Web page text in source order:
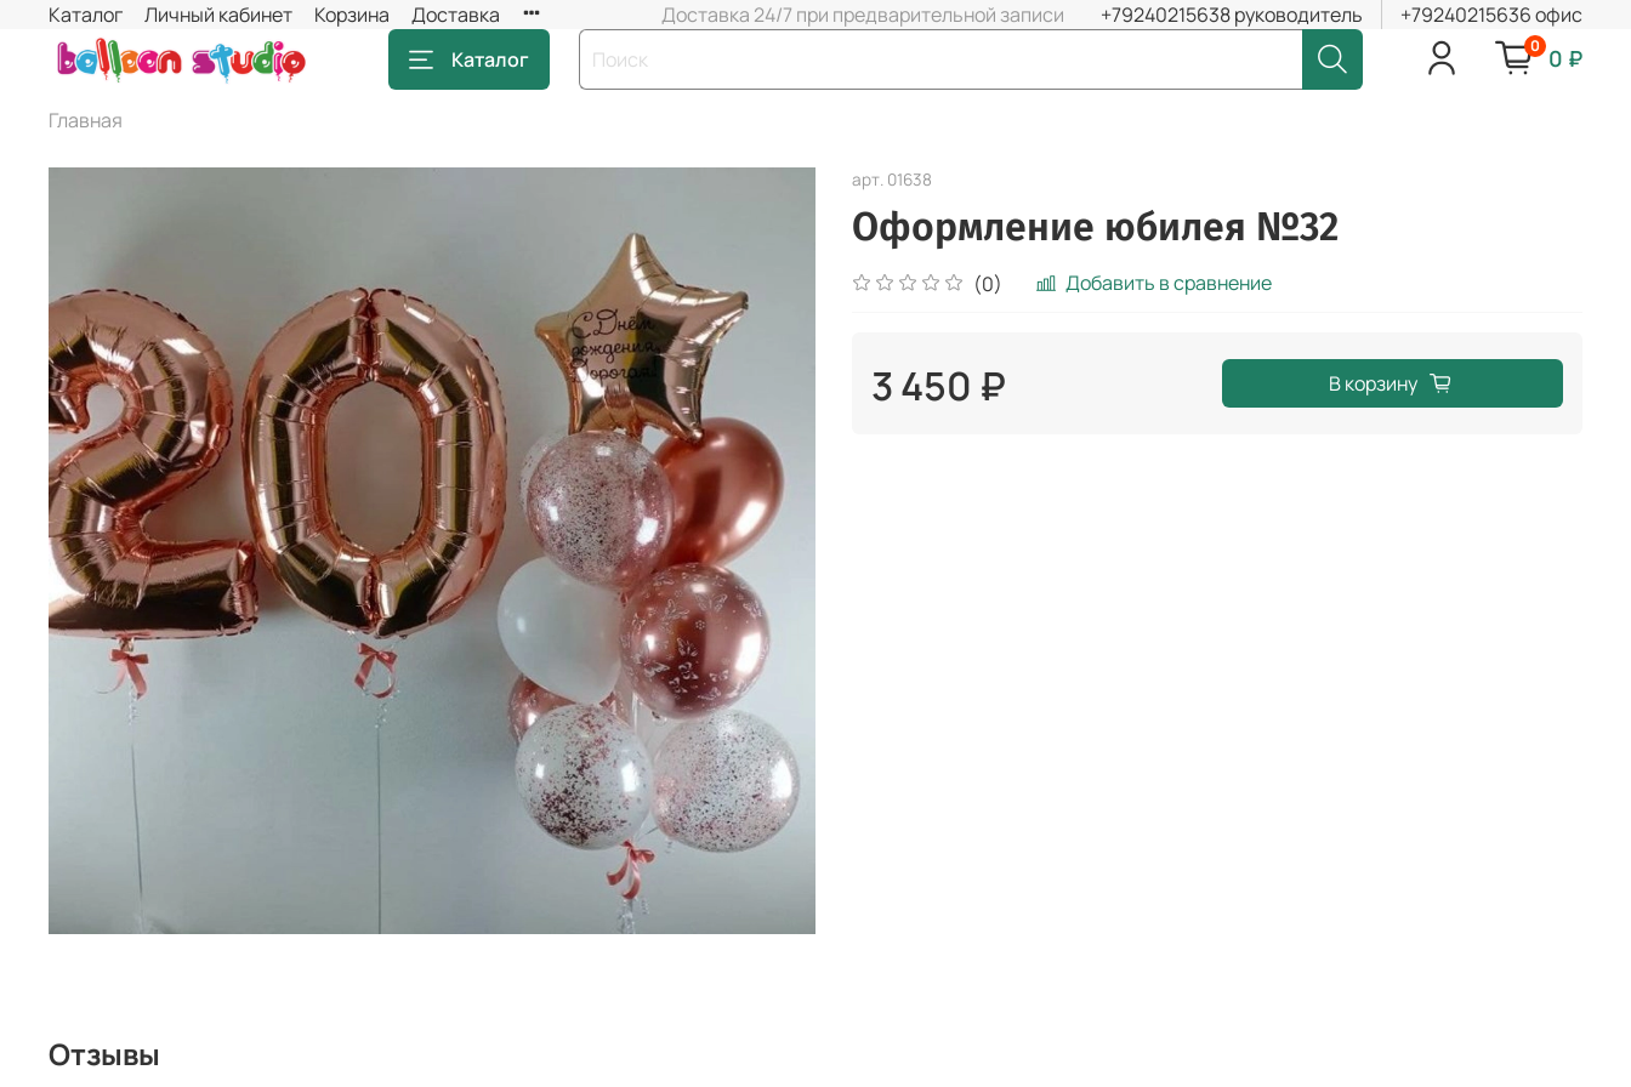
Каталог Личный кабинет Корзина Доставка Доставка 24/7 при предварительной записи +79240215638 руководитель
+79240215636 офис
Каталог
0 0 ₽
Главная
арт. 01638
Оформление юбилея №32
(0) Добавить в сравнение
3 450 ₽ В корзину
Отзывы